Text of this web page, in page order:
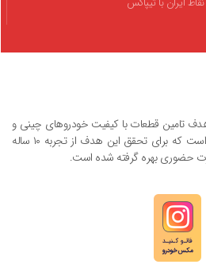
تامین قطعات با کیفیت خودروهای چینی و
ایرانی و قیمت رقابتی ایجاد شده است که برای تحقق این هدف از تجربه ۱۰ ساله
حضوری بهره گرفته شده است.